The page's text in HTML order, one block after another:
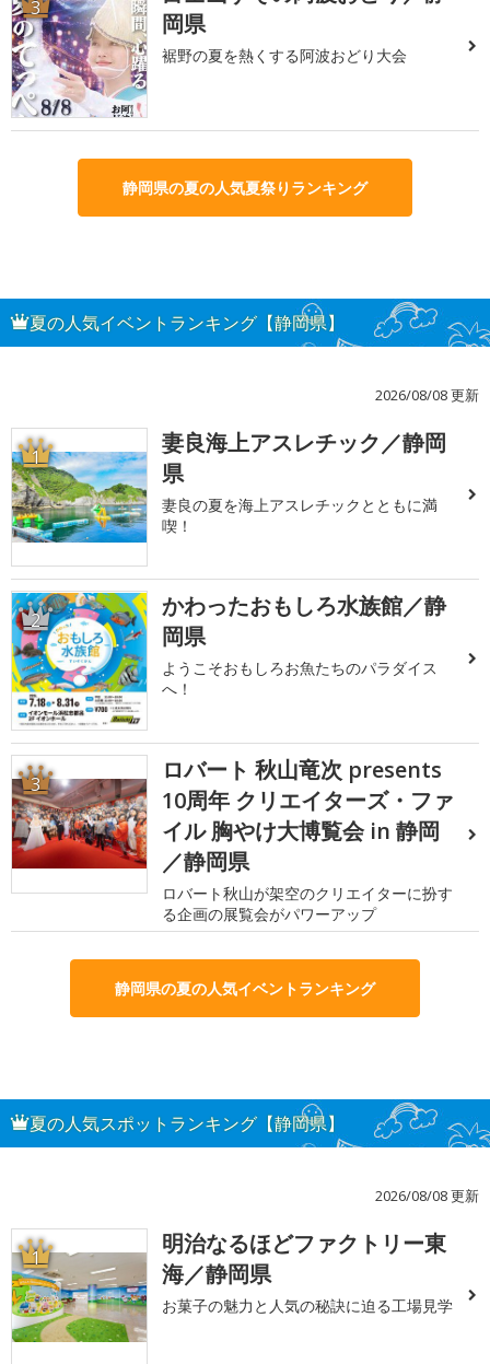
3
岡県
裾野の夏を熱くする阿波おどり大会
静岡県の夏の人気夏祭りランキング
夏の人気イベントランキング【静岡県】
2026/08/08 更新
1
妻良海上アスレチック／静岡
県
妻良の夏を海上アスレチックとともに満
喫！
2
かわったおもしろ水族館／静
岡県
ようこそおもしろお魚たちのパラダイス
へ！
3
ロバート 秋山竜次 presents
10周年 クリエイターズ・ファ
イル 胸やけ大博覧会 in 静岡
／静岡県
ロバート秋山が架空のクリエイターに扮す
る企画の展覧会がパワーアップ
静岡県の夏の人気イベントランキング
夏の人気スポットランキング【静岡県】
2026/08/08 更新
1
明治なるほどファクトリー東
海／静岡県
お菓子の魅力と人気の秘訣に迫る工場見学